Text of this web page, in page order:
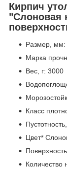
Кирпич
"Слоновая
Размер, мм:
Марка
Вес, г: 3000
Класс
Цвет*
Количество